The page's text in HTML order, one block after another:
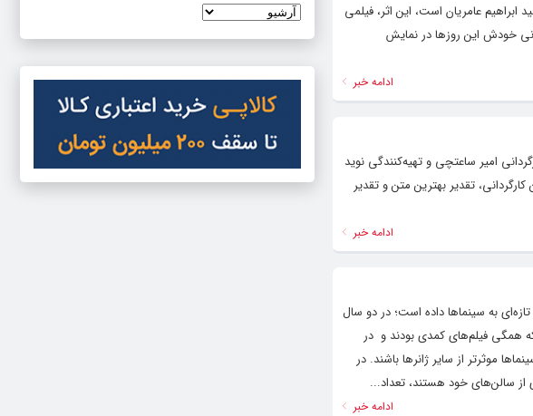
عامریان است، این اثر، فیلمی
خودش این روزها در نمایش
ادامه خبر
امیر ساعتچی و تهیه‌کنندگی نوید
تقدیر بهترین متن و تقدیر
ادامه خبر
به سینماها داده است؛ در دو سال
که همگی فیلم‌های کمدی بودند و در
به خود اختصاص بدهند و در فروش ۱۰۰۰ میلیارد تومانی سینماها موثرتر از سایر ژانرها باشند. در
از سالن‌های خود هستند، تعداد...
ادامه خبر